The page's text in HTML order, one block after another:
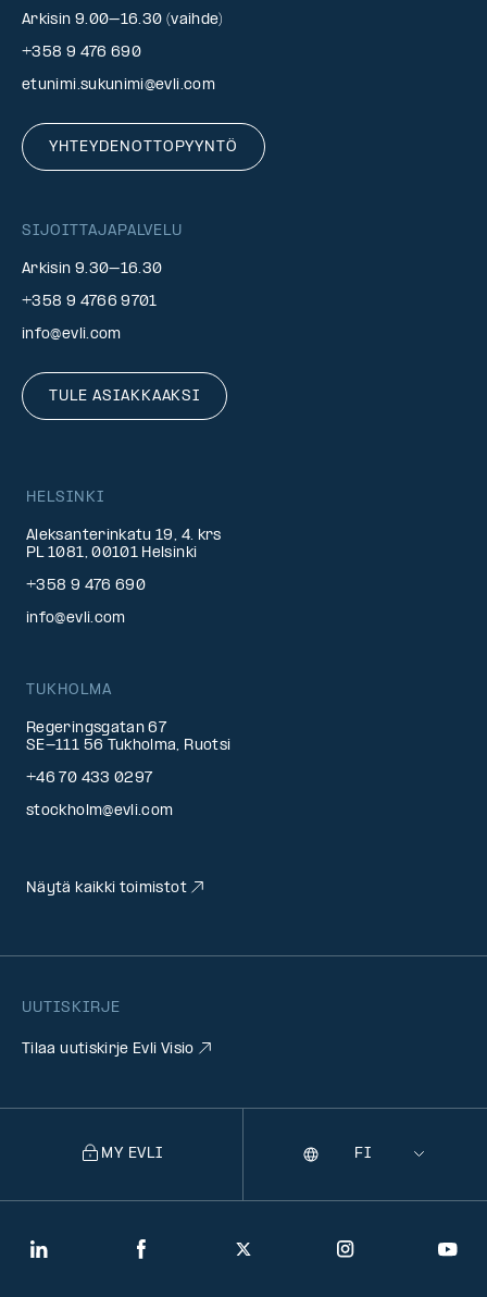
Arkisin 9.00–16.30 (vaihde)
+358 9 476 690
etunimi.sukunimi@evli.com
YHTEYDENOTTOPYYNTÖ
SIJOITTAJAPALVELU
Arkisin 9.30–16.30
+358 9 4766 9701
info@evli.com
TULE ASIAKKAAKSI
UUTISKIRJE
Tilaa uutiskirje Evli Visio
HELSINKI
Aleksanterinkatu 19, 4. krs
PL 1081, 00101 Helsinki
+358 9 476 690
info@evli.com
TUKHOLMA
Regeringsgatan 67
SE-111 56 Tukholma, Ruotsi
+46 70 433 0297
stockholm@evli.com
Näytä kaikki toimistot
LinkedIn Facebook Twitter Instagram
MY EVLI
Selecting
Kieli